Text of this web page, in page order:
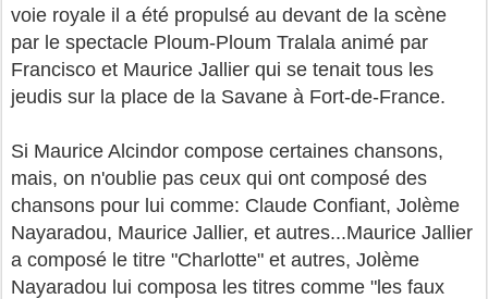
voie royale il a été propulsé au devant de la scène
par le spectacle Ploum-Ploum Tralala animé par
Francisco et Maurice Jallier qui se tenait tous les
jeudis sur la place de la Savane à Fort-de-France.
Si Maurice Alcindor compose certaines chansons,
mais, on n'oublie pas ceux qui ont composé des
chansons pour lui comme: Claude Confiant, Jolème
Nayaradou, Maurice Jallier, et autres...Maurice Jallier
a composé le titre "Charlotte" et autres, Jolème
Nayaradou lui composa les titres comme "les faux